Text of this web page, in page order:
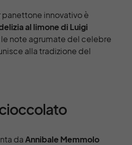
innovativo è
al limone di Luigi
le note agrumate del celebre
alla tradizione del
daAnnibale Memmolo